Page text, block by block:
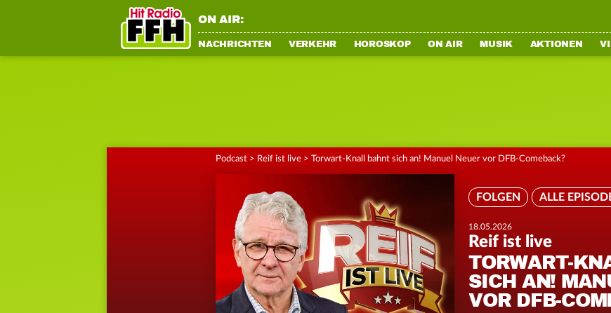
ON AIR:
NACHRICHTEN VERKEHR HOROSKOP ON AIR MUSIK AKTIONEN
Podcast > Reif ist live > Torwart-Knall bahnt sich an! Manuel Neuer vor DFB-Comeback?
FOLGEN ALLE
18.05.2026
Reif ist live
TORWART-
SICH AN!
VOR DFB-